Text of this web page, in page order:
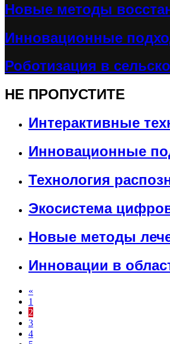
Новые методы
Инновационные
Роботизация в
НЕ ПРОПУСТИТЕ
Интерактивные
Инновационные
Технология
Экосистема
Новые методы
Инновации в
«
1
2
3
4